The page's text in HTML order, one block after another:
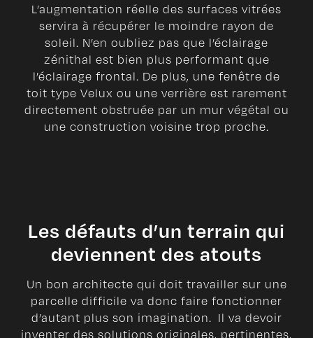
L’augmentation réelle des surfaces vitrées
servira à récupérer le moindre rayon de
soleil. N’en oubliez pas que l’éclairage
zénithal est bien plus performant que
l’éclairage frontal. De plus, une fenêtre de
toit type Velux ou une verrière est rarement
directement obstruée par un mur végétal ou
une construction voisine trop proche.
Les défauts d’un terrain qui
deviennent des atouts
Un bon architecte qui doit travailler sur une
parcelle difficile va donc faire fonctionner
d’autant plus son imagination. Il va devoir
inventer des solutions originales, pertinentes,